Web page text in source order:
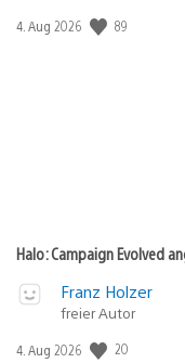
Veröffentlichungsdatum:
4. Aug 2026 89
Halo: Campaign Evolved
Franz Holzer
freier Autor
Veröffentlichungsdatum:
4. Aug 2026 20